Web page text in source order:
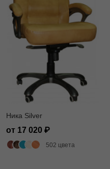
Ника Silver
от 17 020
502 цвета